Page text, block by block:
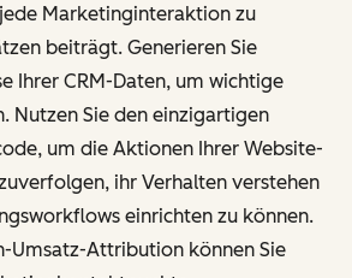
Marketinginteraktion zu
beiträgt. Generieren Sie
Ihrer CRM-Daten, um wichtige
Nutzen Sie den einzigartigen
um die Aktionen Ihrer Website-
ihr Verhalten verstehen
einrichten zu können.
Umsatz-Attribution können Sie